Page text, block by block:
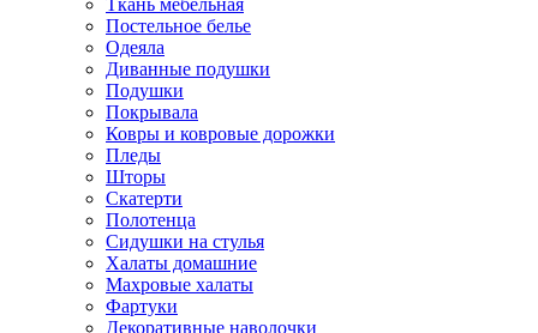
Ткань мебельная
Постельное белье
Одеяла
Диванные подушки
Подушки
Покрывала
Ковры и ковровые дорожки
Пледы
Шторы
Скатерти
Полотенца
Сидушки на стулья
Халаты домашние
Махровые халаты
Фартуки
Декоративные наволочки